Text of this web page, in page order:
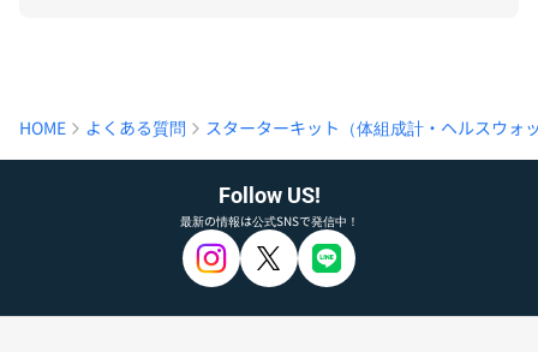
HOME よくある質問 スターターキット（体組成計・ヘルスウォ
Follow US!
最新の情報は公式SNSで発信中！